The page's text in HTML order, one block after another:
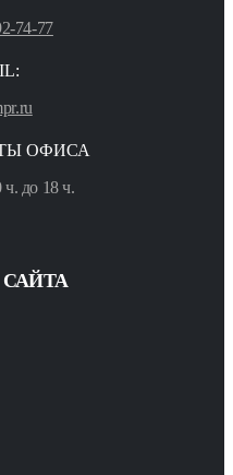
74-77
ОФИСА
до 18 ч.